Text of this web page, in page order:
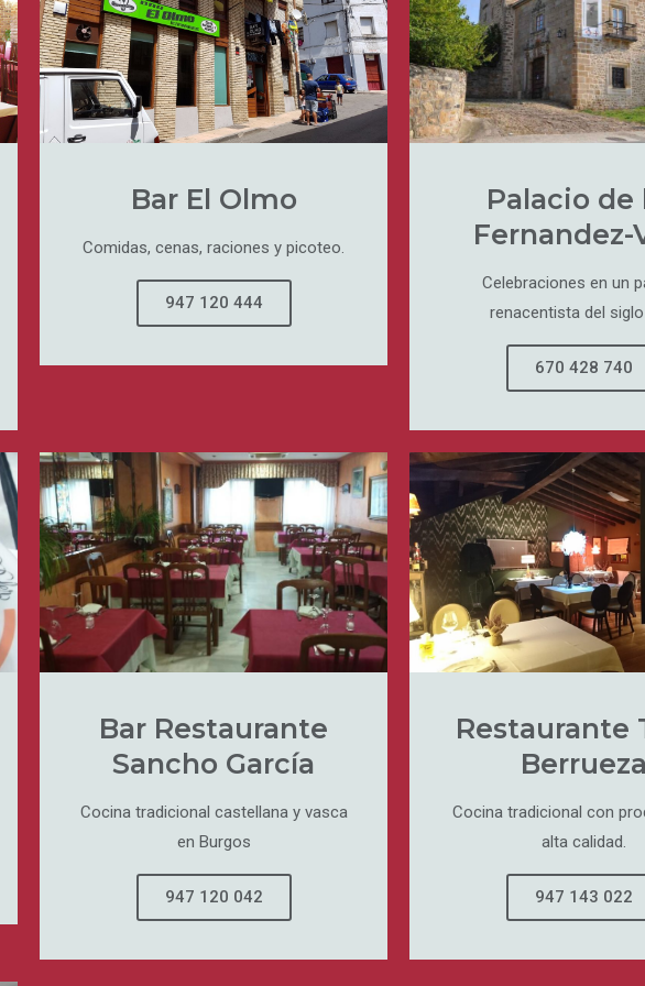
Bar El Olmo
Comidas, cenas, raciones y picoteo.
947 120 444
Palacio de
Fernandez-
Celebraciones en un
renacentista del
670 428 740
Bar Restaurante
Sancho García
Cocina tradicional castellana y vasca
en Burgos
947 120 042
Restaurante
Cocina tradicional con
alta calidad.
947 143 022